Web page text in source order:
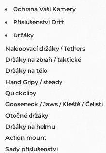
Ochrana Vaší Kamery
Příslušenství Drift
Držáky
Nalepovací držáky / Tethers
Držáky na zbraň / taktické
Držáky na tělo
Hand Gripy / steady
Quickclipy
Gooseneck / Jaws / Kleště / Čelisti
Otočné držáky
Držáky na helmu
Action mount
Sady příslušenství